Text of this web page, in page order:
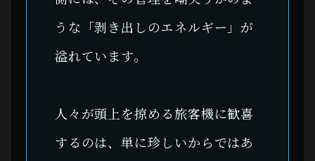
うな「剥き出しのエネルギー」が
溢れています。
人々が頭上を掠める旅客機に歓喜
するのは、単に珍しいからではあ